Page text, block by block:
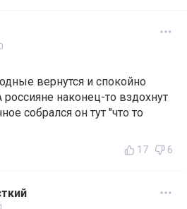
вернутся и спокойно
наконец-то вздохнут
собрался он тут "что то
17 6